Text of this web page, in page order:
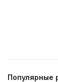
Популярные